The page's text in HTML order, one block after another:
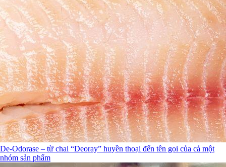
De-Odorase – từ chai “Deoray” huyền thoại đến tên gọi của cả một
nhóm sản phẩm